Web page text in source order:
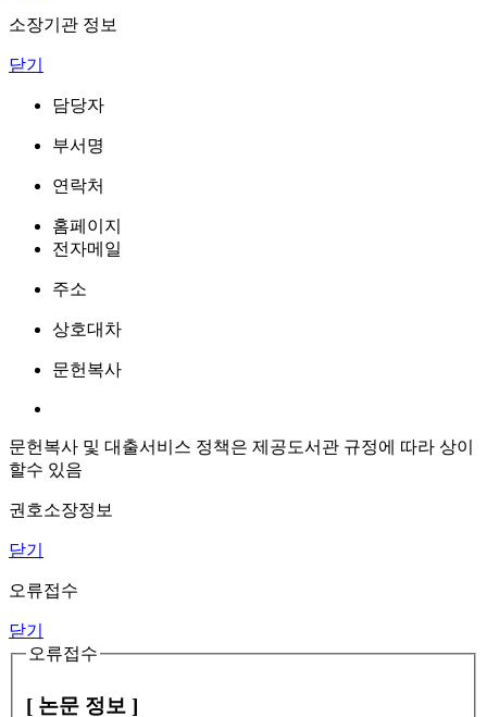
소장기관 정보
닫기
담당자
부서명
연락처
홈페이지
전자메일
주소
상호대차
문헌복사
문헌복사 및 대출서비스 정책은 제공도서관 규정에 따라 상이
할수 있음
권호소장정보
닫기
오류접수
닫기
오류접수
[ 논문 정보 ]